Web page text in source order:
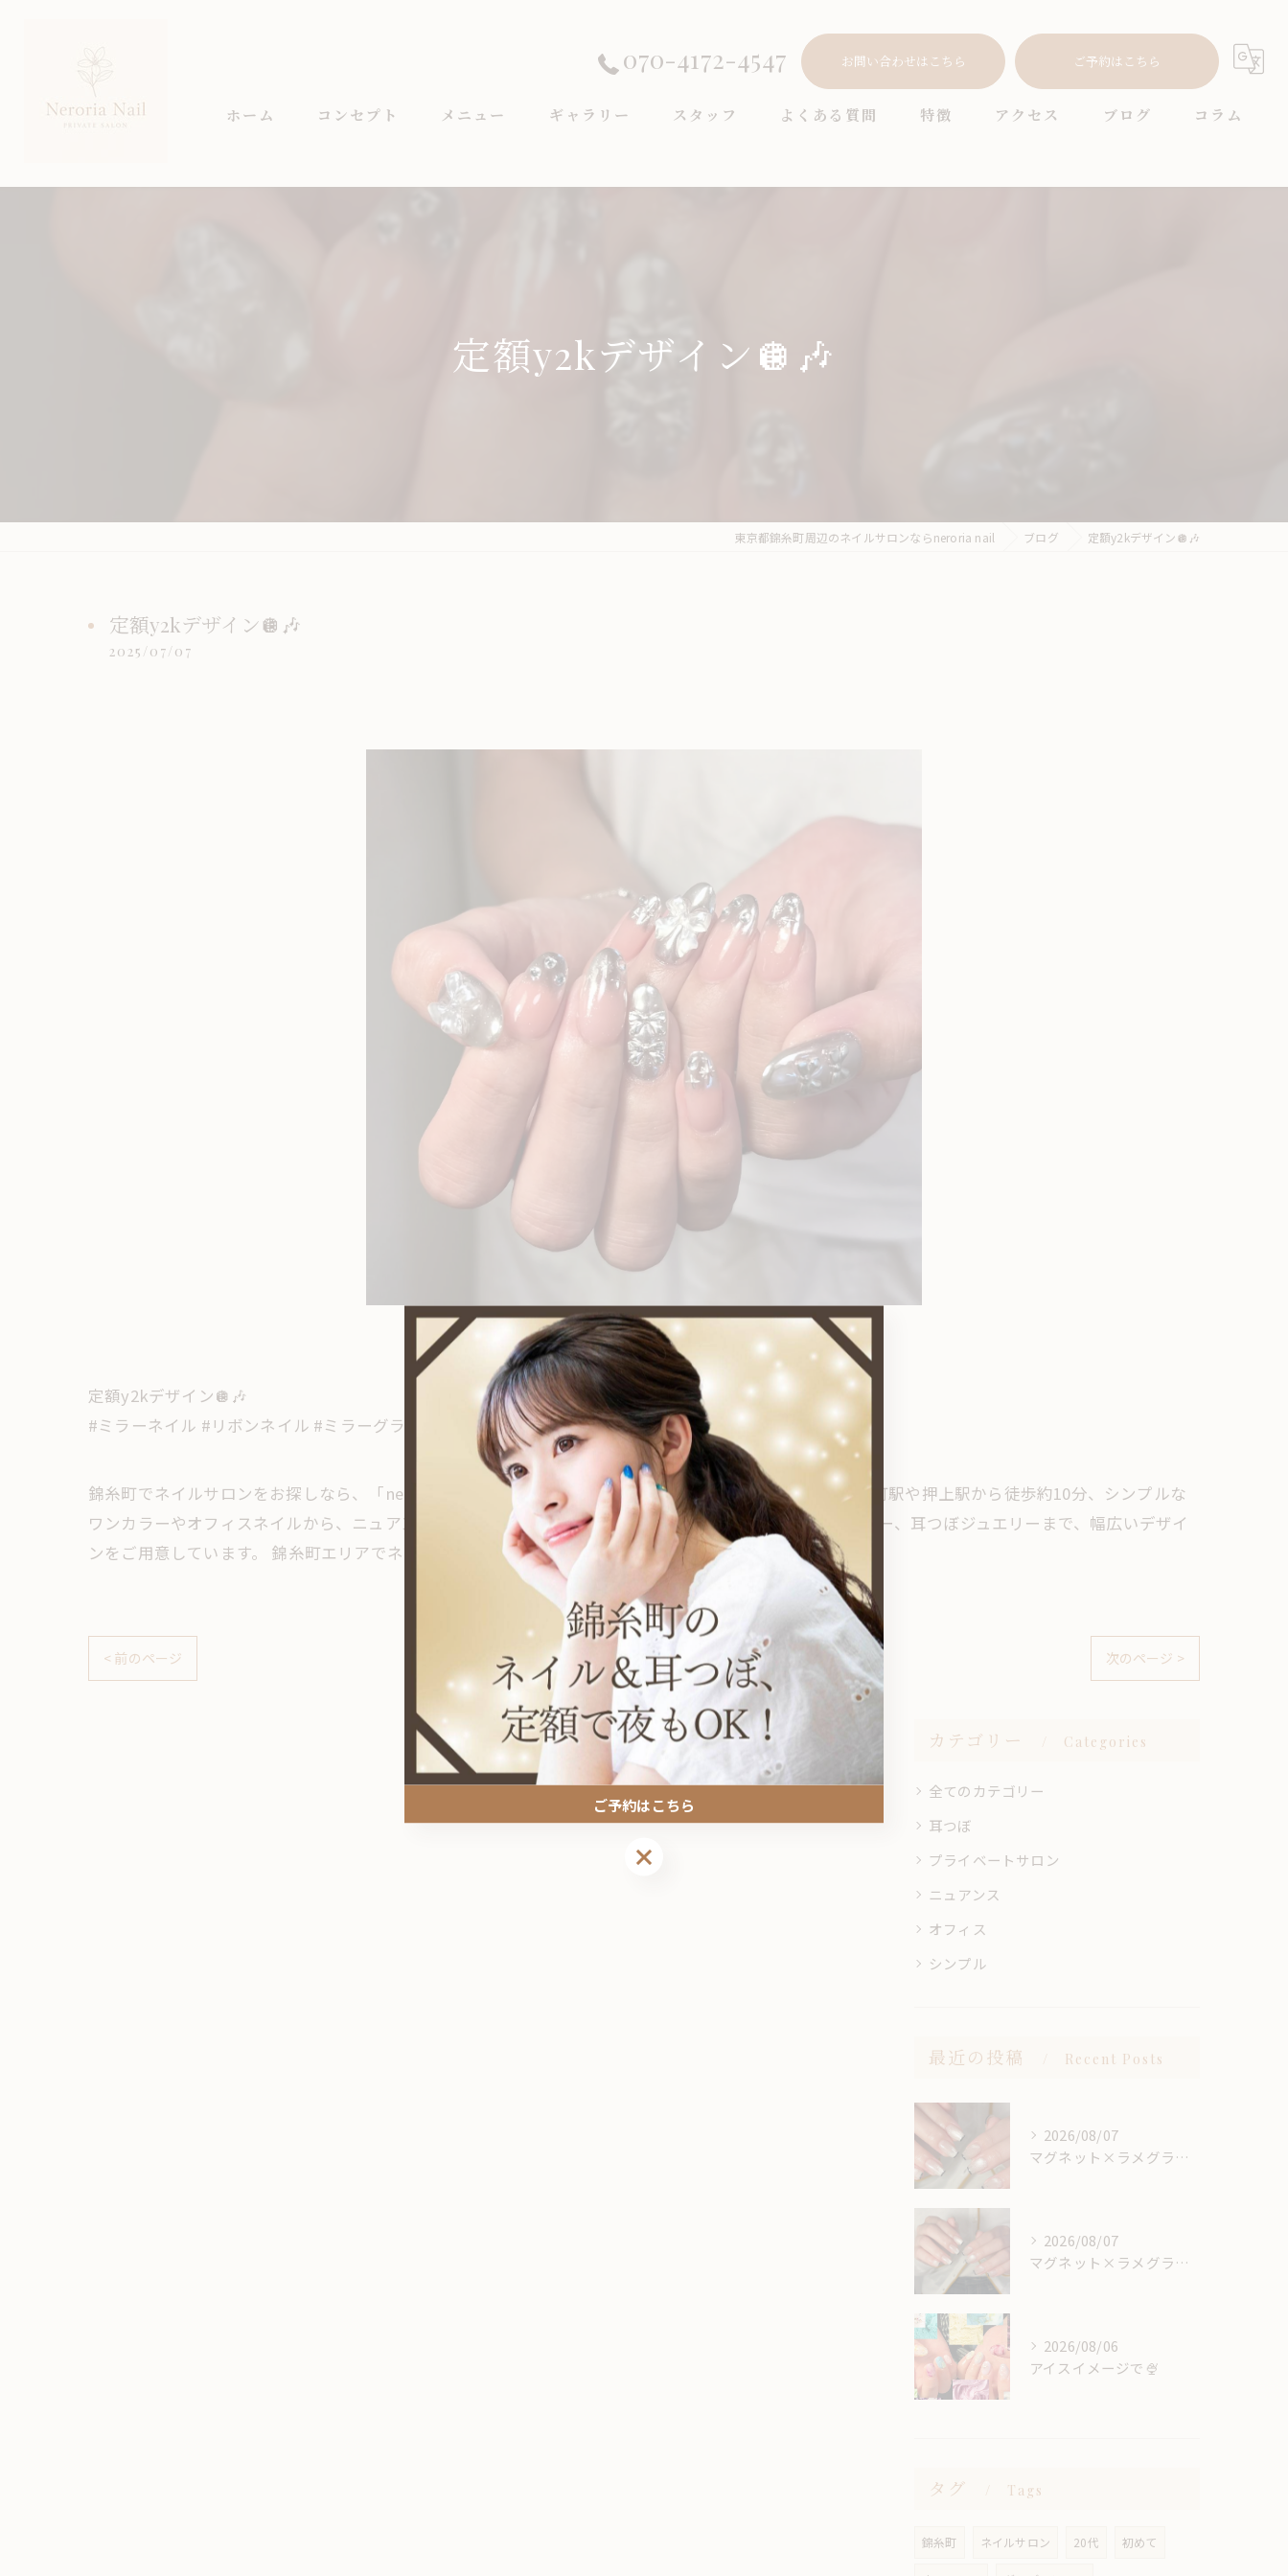
070-4172-4547 お問い合わせはこちら ご予約はこちら
ホーム コンセプト メニュー ギャラリー スタッフ よくある質問 特徴 アクセス ブログ コラム
定額y2kデザイン🪩🎶
東京都錦糸町周辺のネイルサロンならneroria nail ブログ 定額y2kデザイン🪩🎶
定額y2kデザイン🪩🎶
2025/07/07
定額y2kデザイン🪩🎶
#ミラーネイル #リボンネイル #ミラーグラデーション #ぷっくりネイル #y2k #y2kネイル #韓国ネイル
錦糸町でネイルサロンをお探しなら、「neroria nail（ネロリアネイル）」へどうぞ！ 東京都墨田区の錦糸町駅や押上駅から徒歩約10分、シンプルな
ワンカラーやオフィスネイルから、ニュアンスネイル、ラメグラデーション、マグネット、オーロラ、ミラー、耳つぼジュエリーまで、幅広いデザイ
ンをご用意しています。 錦糸町エリアでネイルサロンをお探しの方は、ぜひお問い合わせください！
< 前のページ 一覧に戻る 次のページ >
カテゴリー Categories
全てのカテゴリー
耳つぼ
プライベートサロン
ニュアンス
オフィス
シンプル
最近の投稿 Recent Posts
2026/08/07
マグネット×ラメグラベースにスキニーフレンチ🖤🎶
2026/08/07
マグネット×ラメグラベースにスキニーフレンチ🖤🎶
2026/08/06
アイスイメージで🍨
タグ Tags
錦糸町 ネイルサロン 20代 初めて
ご予約はこちら
ご予約はこちら